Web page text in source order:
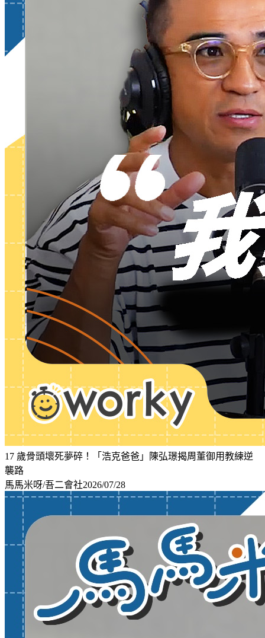
17 歲骨頭壞死夢碎！「浩克爸爸」陳弘璟揭周董御用教練逆
襲路
馬馬米呀/吾二會社2026/07/28